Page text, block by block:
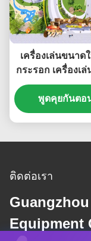
เครื่องเล่นขนาด
กระรอก เครื่องเล่
เด็ก สนามเด็กเ
แจ้ง
พูดคุยกันตอ
ติดต่อเรา
Equipment